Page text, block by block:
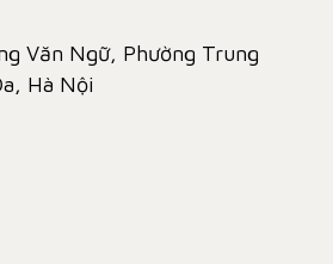
Văn Ngữ, Phường Trung
Hà Nội